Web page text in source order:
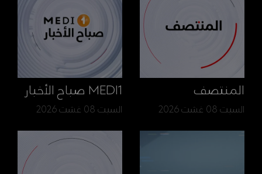
المنتصف
السبت 08 غشت 2026
MEDI1 صباح الأخبار
السبت 08 غشت 2026